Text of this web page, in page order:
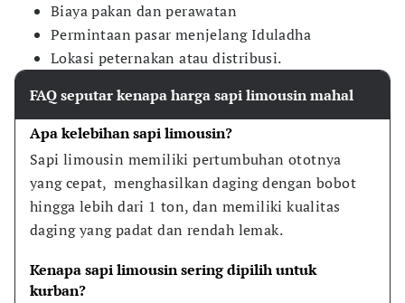
Biaya pakan dan perawatan
Permintaan pasar menjelang Iduladha
Lokasi peternakan atau distribusi.
FAQ seputar kenapa harga sapi limousin mahal
Apa kelebihan sapi limousin?
Sapi limousin memiliki pertumbuhan ototnya
yang cepat,  menghasilkan daging dengan bobot
hingga lebih dari 1 ton, dan memiliki kualitas
daging yang padat dan rendah lemak.
Kenapa sapi limousin sering dipilih untuk
kurban?